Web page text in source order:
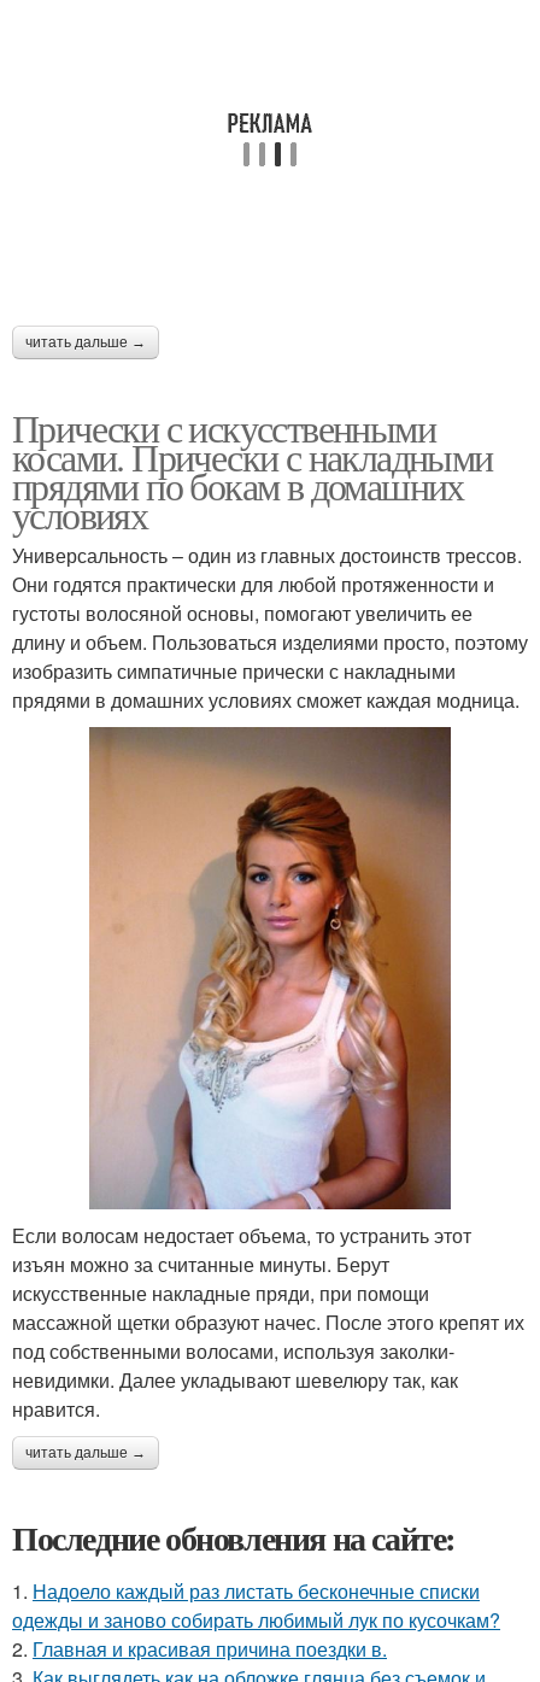
читать дальше →
Прически с искусственными
косами. Прически с накладными
прядями по бокам в домашних
условиях
Универсальность – один из главных достоинств трессов.
Они годятся практически для любой протяженности и
густоты волосяной основы, помогают увеличить ее
длину и объем. Пользоваться изделиями просто, поэтому
изобразить симпатичные прически с накладными
прядями в домашних условиях сможет каждая модница.
Если волосам недостает объема, то устранить этот
изъян можно за считанные минуты. Берут
искусственные накладные пряди, при помощи
массажной щетки образуют начес. После этого крепят их
под собственными волосами, используя заколки-
невидимки. Далее укладывают шевелюру так, как
нравится.
читать дальше →
Последние обновления на сайте:
1. Надоело каждый раз листать бесконечные списки
одежды и заново собирать любимый лук по кусочкам?
2. Главная и красивая причина поездки в.